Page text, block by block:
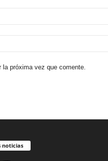
la próxima vez que comente.
noticias